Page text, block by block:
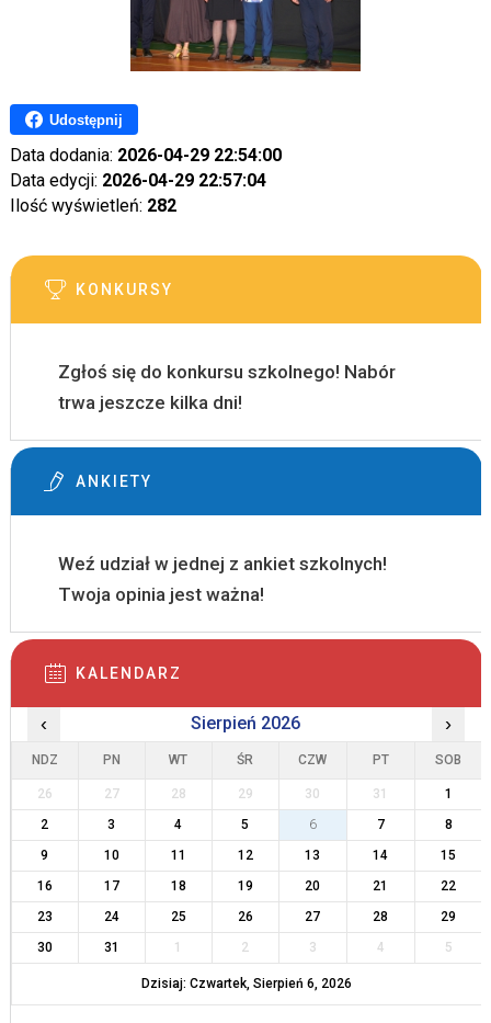
Udostępnij
Data dodania: 2026-04-29 22:54:00
Data edycji: 2026-04-29 22:57:04
Ilość wyświetleń: 282
KONKURSY
Zgłoś się do konkursu szkolnego! Nabór
trwa jeszcze kilka dni!
ANKIETY
Weź udział w jednej z ankiet szkolnych!
Twoja opinia jest ważna!
KALENDARZ
‹ Sierpień 2026 ›
NDZ PN WT ŚR CZW PT SOB
26 27 28 29 30 31
1
2
3 4 5 6 7
8
9
10 11 12 13 14
15
16
17 18 19 20 21
22
23
24 25 26 27 28
29
30
31 1 2 3 4 5
Dzisiaj: Czwartek, Sierpień 6, 2026